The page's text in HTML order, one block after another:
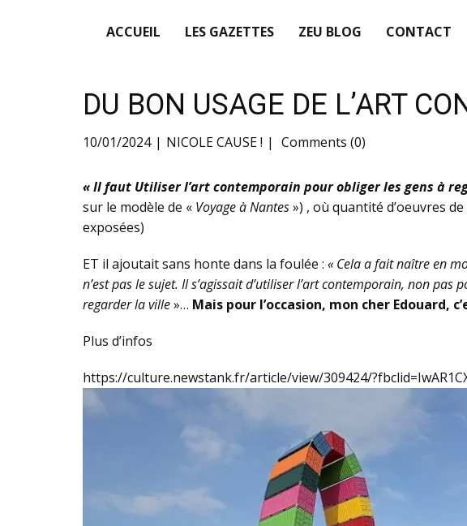
ACCUEIL LES GAZETTES ZEU BLOG CONTACT
DU BON USAGE DE L’ART
10/01/2024 NICOLE CAUSE ! Comments (0)
« Il faut Utiliser l’art contemporain pour obliger les gens à
sur le modèle de « Voyage à Nantes») , où quantité d’oeuvres
exposées)
ET il ajoutait sans honte dans la foulée : « Cela a fait naître en
n’est pas le sujet. Il s’agissait d’utiliser l’art contemporain, non
regarder la ville»… Mais pour l’occasion, mon cher
Plus d’infos
https://culture.newstank.fr/article/view/309424/